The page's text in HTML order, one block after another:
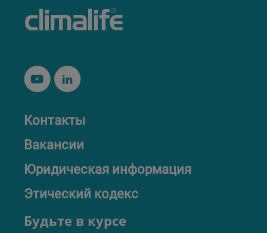
Контакты
Вакансии
Юридическая информация
Этический кодекс
Будьте в курсе